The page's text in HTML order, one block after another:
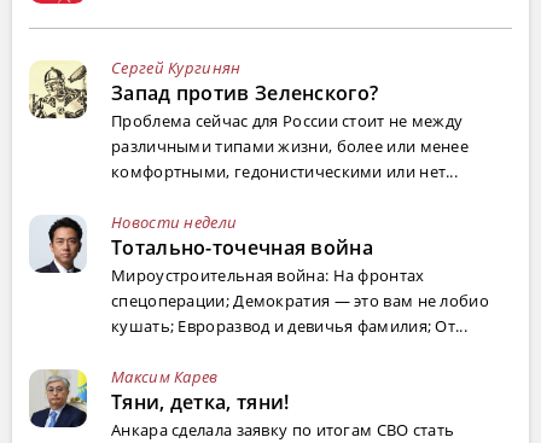
Сергей Кургинян
Запад против Зеленского?
Проблема сейчас для России стоит не между
различными типами жизни, более или менее
комфортными, гедонистическими или нет...
Новости недели
Тотально-точечная война
Мироустроительная война: На фронтах
спецоперации; Демократия — это вам не лобио
кушать; Евроразвод и девичья фамилия; От...
Максим Карев
Тяни, детка, тяни!
Анкара сделала заявку по итогам СВО стать